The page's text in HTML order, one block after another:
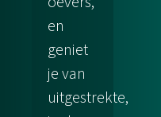
en
geniet
je van
uitgestrekte,